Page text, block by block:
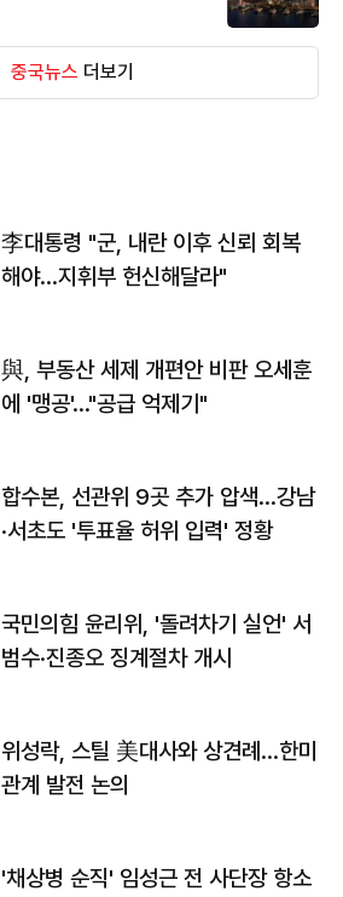
중국뉴스 더보기
李대통령 "군, 내란 이후 신뢰 회복
해야…지휘부 헌신해달라"
與, 부동산 세제 개편안 비판 오세훈
에 '맹공'…"공급 억제기"
합수본, 선관위 9곳 추가 압색…강남
·서초도 '투표율 허위 입력' 정황
국민의힘 윤리위, '돌려차기 실언' 서
범수·진종오 징계절차 개시
위성락, 스틸 美대사와 상견례…한미
관계 발전 논의
'채상병 순직' 임성근 전 사단장 항소